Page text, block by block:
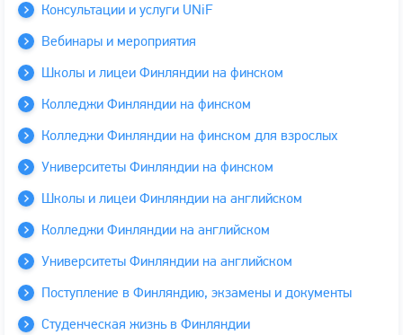
Консультации и услуги UNiF
Вебинары и мероприятия
Школы и лицеи Финляндии на финском
Колледжи Финляндии на финском
Колледжи Финляндии на финском для взрослых
Университеты Финляндии на финском
Школы и лицеи Финляндии на английском
Колледжи Финляндии на английском
Университеты Финляндии на английском
Поступление в Финляндию, экзамены и документы
Студенческая жизнь в Финляндии